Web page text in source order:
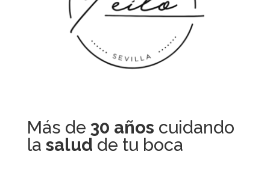
Más de 30 años cuidando
la salud de tu boca